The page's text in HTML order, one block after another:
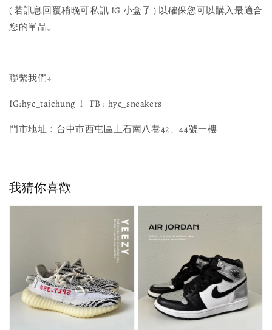
( 若訊息回覆稍晚可私訊 IG 小盒子 ) 以確保您可以購入最適合
您的單品。
聯繫我們↓
IG:hyc_taichung l FB : hyc_sneakers
門市地址：台中市西屯區上石南八巷42、44號一樓
我猜你喜歡